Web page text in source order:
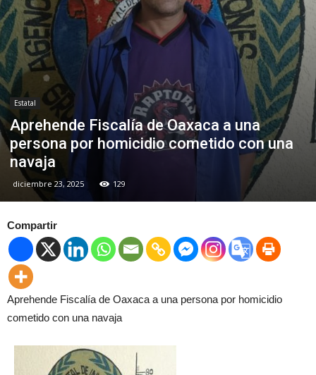
Estatal
Aprehende Fiscalía de Oaxaca a una
persona por homicidio cometido con una
navaja
diciembre 23, 2025 129
Compartir
Aprehende Fiscalía de Oaxaca a una persona por homicidio
cometido con una navaja